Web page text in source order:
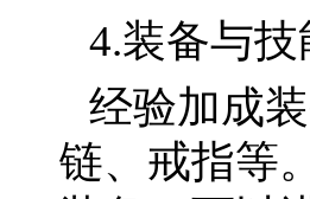
4.装备与技
经验加成
链、戒指等